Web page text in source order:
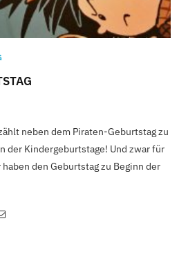
neben dem Piraten-Geburtstag zu
der Kindergeburtstage! Und zwar für
den Geburtstag zu Beginn der